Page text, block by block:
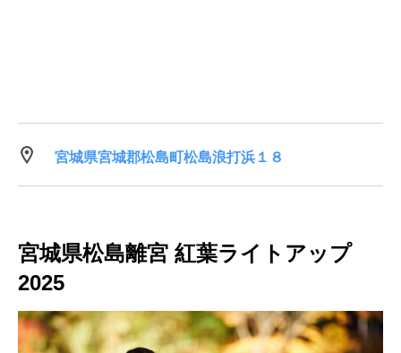
宮城県宮城郡松島町松島浪打浜１８
宮城県松島離宮 紅葉ライトアップ
2025